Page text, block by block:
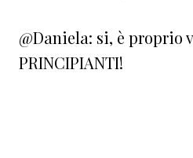
@Daniela: si, è proprio
PRINCIPIANTI!